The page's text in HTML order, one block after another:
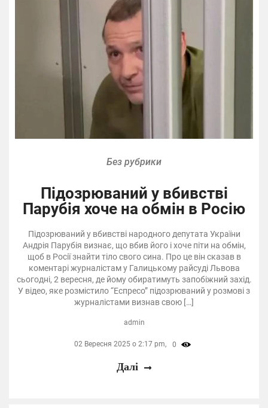
Без рубрики
Підозрюваний у вбивстві
Парубія хоче на обмін в Росію
Підозрюваний у вбивстві народного депутата України
Андрія Парубія визнає, що вбив його і хоче піти на обмін,
щоб в Росії знайти тіло свого сина. Про це він сказав в
коментарі журналістам у Галицькому райсуді Львова
сьогодні, 2 вересня, де йому обиратимуть запобіжний захід.
У відео, яке розмістило “Еспресо” підозрюваний у розмові з
журналістами визнав свою […]
admin
02 Вересня 2025 о 2:17 pm, 0
Далі